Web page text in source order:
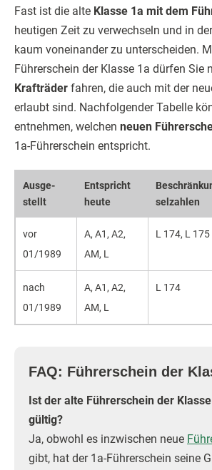
Fast ist die alte Klasse 1a mit dem
heutigen Zeit zu verwechseln und in
kaum voneinander zu unterscheiden.
Führerschein der Klasse 1a dürfen Sie
Krafträder fahren, die auch mit der
erlaubt sind. Nachfolgender Tabelle
entnehmen, welchen neuen
1a-Führerschein entspricht.
Aus­ge­
stellt
Ent­spricht
heu­te
sel­za­hlen
vor
01/1989
A, A1, A2,
AM, L
L 174, L 175
nach
01/1989
A, A1, A2,
AM, L
L 174
FAQ: Führerschein der
Ist der alte Führerschein der
gültig?
Ja, obwohl es inzwischen neue
gibt, hat der 1a-Führerschein seine